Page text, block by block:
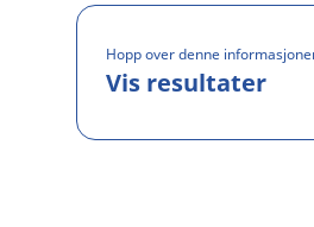
Hopp over denne
Vis resultater